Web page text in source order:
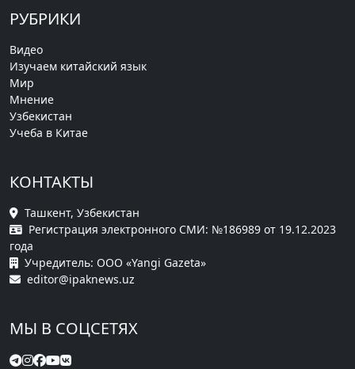
РУБРИКИ
Видео
Изучаем китайский язык
Мир
Мнение
Узбекистан
Учеба в Китае
КОНТАКТЫ
Ташкент, Узбекистан
Регистрация электронного СМИ: №186989 от 19.12.2023
года
Учредитель: ООО «Yangi Gazeta»
editor@ipaknews.uz
МЫ В СОЦСЕТЯХ